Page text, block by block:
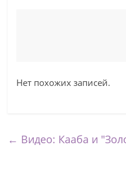
Нет похожих записей.
← Видео: Кааба и